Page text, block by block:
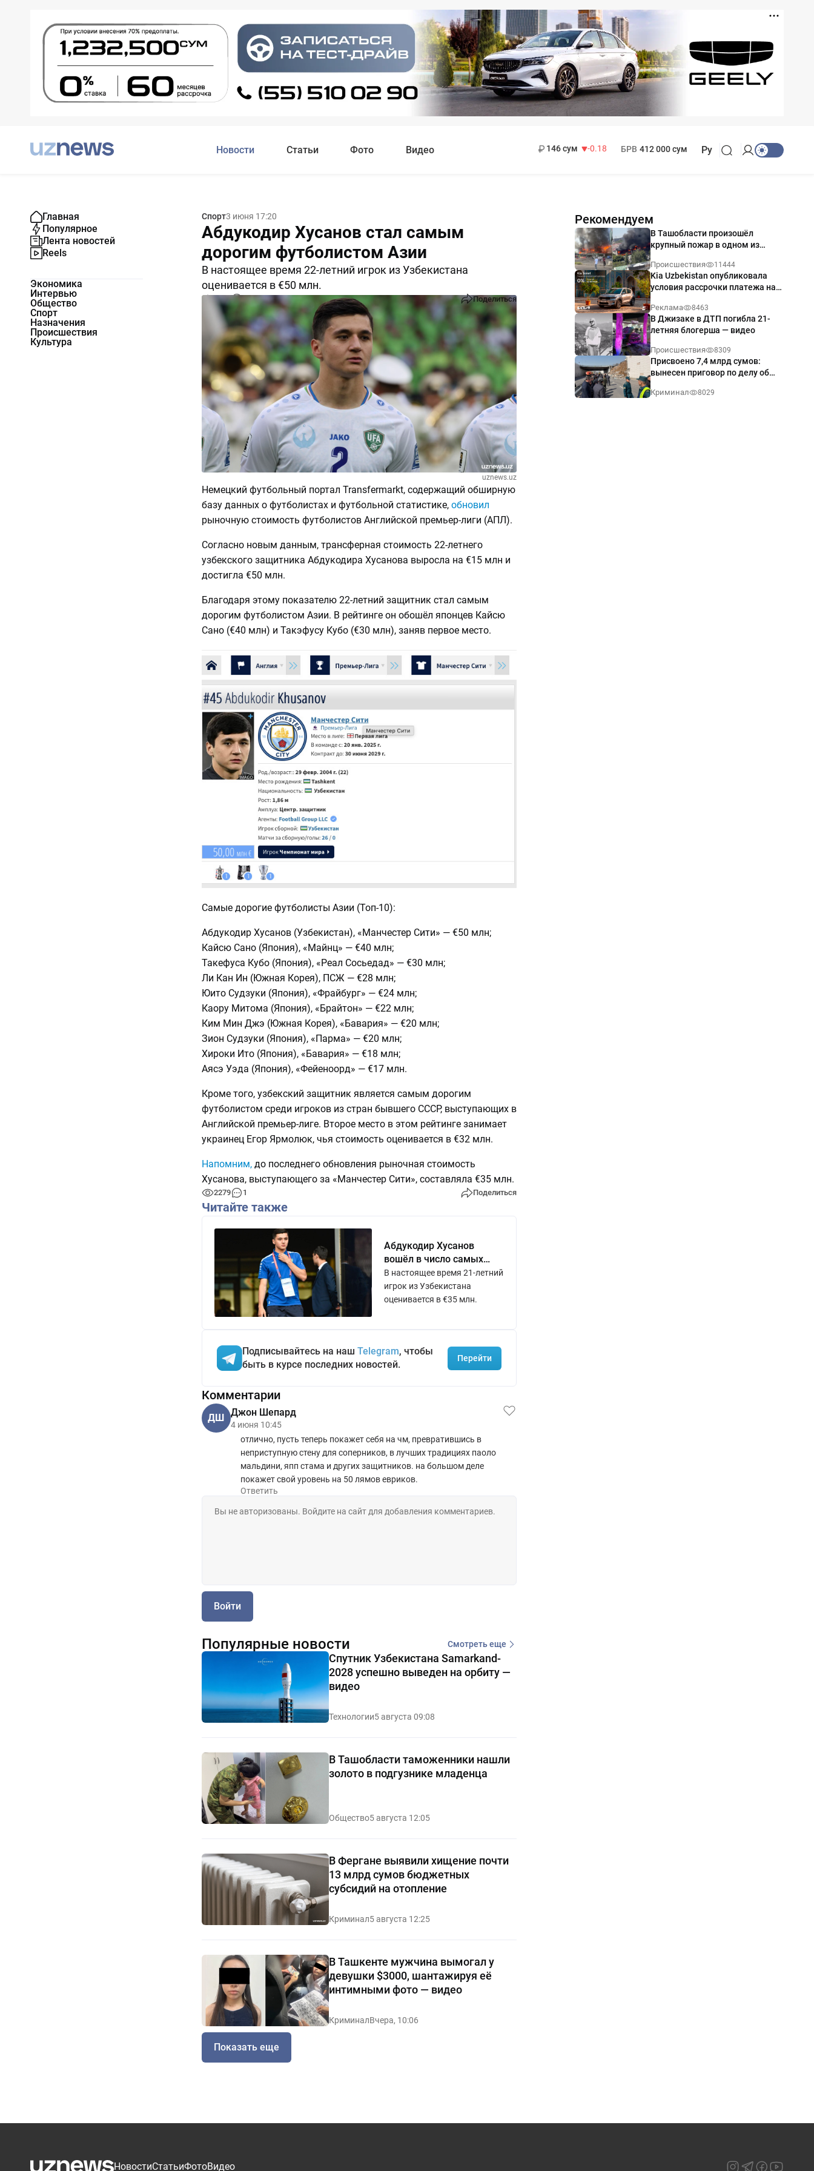
Новости Статьи Фото Видео
146 сум
-0.18
БРВ 412 000 сум Ру
Главная
Популярное
Лента новостей
Reels
Экономика
Интервью
Общество
Спорт
Назначения
Происшествия
Культура
Спорт3 июня 17:20
Абдукодир Хусанов стал самым
дорогим футболистом Азии
В настоящее время 22-летний игрок из Узбекистана
оценивается в €50 млн.
2279 Поделиться
uznews.uz
Немецкий футбольный портал Transfermarkt, содержащий обширную
базу данных о футболистах и футбольной статистике, обновил
рыночную стоимость футболистов Английской премьер-лиги (АПЛ).
Согласно новым данным, трансферная стоимость 22-летнего
узбекского защитника Абдукодира Хусанова выросла на €15 млн и
достигла €50 млн.
Благодаря этому показателю 22-летний защитник стал самым
дорогим футболистом Азии. В рейтинге он обошёл японцев Кайсю
Сано (€40 млн) и Такэфусу Кубо (€30 млн), заняв первое место.
Самые дорогие футболисты Азии (Топ-10):
Абдукодир Хусанов (Узбекистан), «Манчестер Сити» — €50 млн;
Кайсю Сано (Япония), «Майнц» — €40 млн;
Такефуса Кубо (Япония), «Реал Сосьедад» — €30 млн;
Ли Кан Ин (Южная Корея), ПСЖ — €28 млн;
Юито Судзуки (Япония), «Фрайбург» — €24 млн;
Каору Митома (Япония), «Брайтон» — €22 млн;
Ким Мин Джэ (Южная Корея), «Бавария» — €20 млн;
Зион Судзуки (Япония), «Парма» — €20 млн;
Хироки Ито (Япония), «Бавария» — €18 млн;
Аясэ Уэда (Япония), «Фейеноорд» — €17 млн.
Кроме того, узбекский защитник является самым дорогим
футболистом среди игроков из стран бывшего СССР, выступающих в
Английской премьер-лиге. Второе место в этом рейтинге занимает
украинец Егор Ярмолюк, чья стоимость оценивается в €32 млн.
Напомним,до последнего обновления рыночная стоимость
Хусанова, выступающего за «Манчестер Сити», составляла €35 млн.
2279 1 Поделиться
Читайте также
Абдукодир Хусанов
вошёл в число самых
дорогих футболистов
Азии
В настоящее время 21-летний
игрок из Узбекистана
оценивается в €35 млн.
Подписывайтесь на наш Telegram, чтобы
быть в курсе последних новостей.
Перейти
Комментарии
ДШ Джон Шепард
4 июня 10:45
отлично, пусть теперь покажет себя на чм, превратившись в
неприступную стену для соперников, в лучших традициях паоло
мальдини, япп стама и других защитников. на большом деле
покажет свой уровень на 50 лямов евриков.
Ответить
Войти
Рекомендуем
В Ташобласти произошёл
крупный пожар в одном из
Происшествия 11444
Kia Uzbekistan опубликовала
условия рассрочки платежа на
годовых
Реклама 8463
В Джизаке в ДТП погибла 21-
летняя блогерша — видео
Происшествия 8309
Присвоено 7,4 млрд сумов:
вынесен приговор по делу об
Ташкенте
Криминал 8029
Популярные новости Смотреть еще
Спутник Узбекистана Samarkand-
2028 успешно выведен на орбиту —
видео
Технологии5 августа 09:08
В Ташобласти таможенники нашли
золото в подгузнике младенца
Общество5 августа 12:05
В Фергане выявили хищение почти
13 млрд сумов бюджетных
субсидий на отопление
Криминал5 августа 12:25
В Ташкенте мужчина вымогал у
девушки $3000, шантажируя её
интимными фото — видео
КриминалВчера, 10:06
Показать еще
НовостиСтатьиФотоВидео